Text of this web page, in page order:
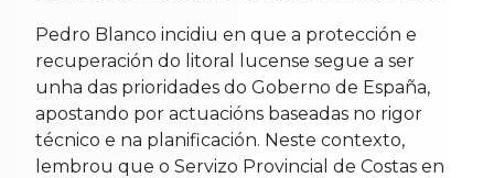
Pedro Blanco incidiu en que a protección e
recuperación do litoral lucense segue a ser
unha das prioridades do Goberno de España,
apostando por actuacións baseadas no rigor
técnico e na planificación. Neste contexto,
lembrou que o Servizo Provincial de Costas en